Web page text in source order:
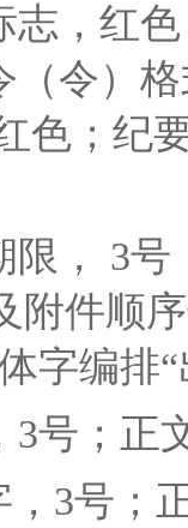
志，红
（令）
色；纪
限， 3
附件顺
字编排
3号；正
，3号；